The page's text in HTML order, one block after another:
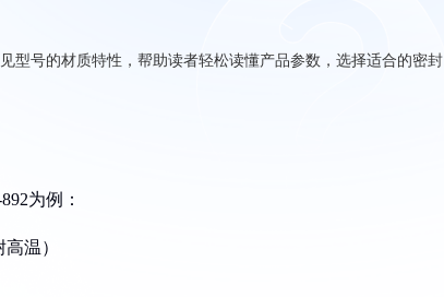
型号的材质特性，帮助读者轻松读懂产品参数，选择适合的密封
为例：
温）